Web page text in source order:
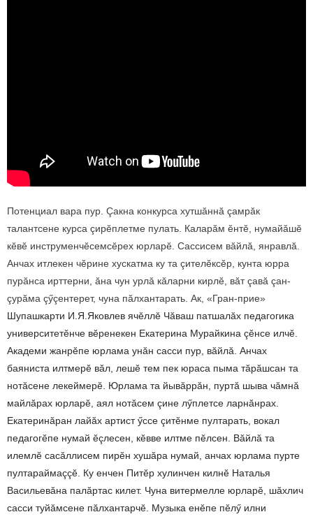
Потенциал вара пур. Çакна конкурса хутшăннă çамрăк
талантсене курса çирӗплетме пулать. Каларăм ӗнтӗ, нумайăшӗ
кӗвӗ инструменчӗсемсӗрех юрларӗ. Сассисем вăйлă, янравлă.
Анчах итлекен чӗрине хускатма ку та çителӗксӗр, кунта юрра
пурăнса ирттерни, ăна чун урлă кăларни кирлӗ, вăт çавă çан-
çурăма çӳçентерет, чуна пăлхантарать. Ак, «Гран-прие»
Шупашкарти И.Я.Яковлев ячӗллӗ Чăваш патшалăх педагогика
университетӗнче вӗренекен Екатерина Мурайкина çӗнсе илчӗ.
Академи жанрӗпе юрлама унăн сасси пур, вăйлă. Анчах
баяниста илтмерӗ вăл, лешӗ тем пек юраса пыма тăрăшсан та
нотăсене лекеймерӗ. Юрлама та йывăррăн, пуртă шыва чăмнă
майлăрах юрларӗ, аял нотăсем çине лӳплетсе ларнăнрах.
Екатеринăран лайăх артист ӳссе çитӗнме пултарать, вокал
педагогӗпе нумай ӗçлесен, кӗвве илтме пӗлсен. Вăйлă та
илемлӗ сасăллисем пирӗн хушăра нумай, анчах юрлама пурте
пултараймаççӗ. Ку енчен Питӗр хулинчен килнӗ Наталья
Васильевăна палăртас килет. Чуна витермелле юрларӗ, шăхлич
сасси туйăмсене пăлхантарчӗ. Музыка енӗпе пӗлӳ илни